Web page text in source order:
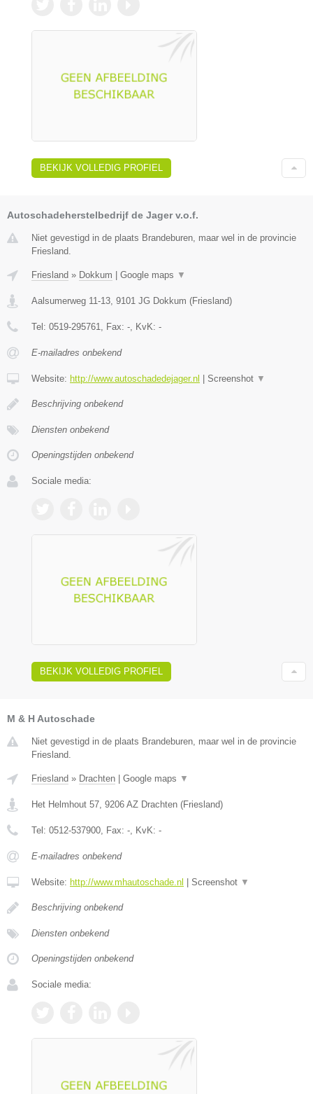
BEKIJK VOLLEDIG PROFIEL
Autoschadeherstelbedrijf de Jager v.o.f.
Niet gevestigd in de plaats Brandeburen, maar wel in de provincie
Friesland.
Friesland » Dokkum | Google maps ▼
Aalsumerweg 11-13 9101 JG Dokkum (Friesland)
Tel: 0519-295761 , Fax: - , KvK: -
E-mailadres onbekend
Website: http://www.autoschadedejager.nl | Screenshot ▼
Beschrijving onbekend
Diensten onbekend
Openingstijden onbekend
Sociale media:
BEKIJK VOLLEDIG PROFIEL
M & H Autoschade
Niet gevestigd in de plaats Brandeburen, maar wel in de provincie
Friesland.
Friesland » Drachten Google maps ▼
Het Helmhout 57, 9206 AZ Drachten (Friesland)
Tel: 0512-537900, Fax: -, KvK: -
E-mailadres onbekend
Website: http://www.mhautoschade.nl Screenshot ▼
Beschrijving onbekend
Diensten onbekend
Openingstijden onbekend
Sociale media: